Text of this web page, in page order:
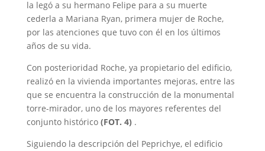
la legó a su hermano Felipe para a su muerte
cederla a Mariana Ryan, primera mujer de Roche,
por las atenciones que tuvo con él en los últimos
años de su vida.
Con posterioridad Roche, ya propietario del edificio,
realizó en la vivienda importantes mejoras, entre las
que se encuentra la construcción de la monumental
torre-mirador, uno de los mayores referentes del
conjunto histórico (FOT. 4) .
Siguiendo la descripción del Peprichye, el edificio